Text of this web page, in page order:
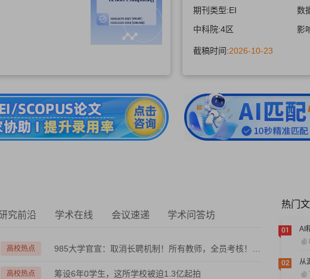
期刊类型:EI
数
中科院:4区 影
截稿时间:2026-10-23
究前沿 学术在线 会议速递 学术问答坊
高校热点
高校热点 筹设6年0学生，这所学校被迫1.3亿起拍
热门